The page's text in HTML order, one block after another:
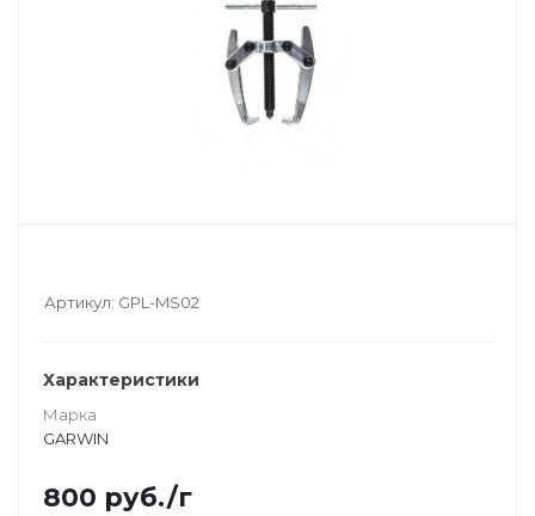
Артикул: GPL-MS02
Характеристики
Марка
GARWIN
800 руб./г